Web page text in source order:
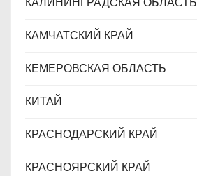
КАМЧАТСКИЙ КРАЙ
КЕМЕРОВСКАЯ ОБЛАСТЬ
КИТАЙ
КРАСНОДАРСКИЙ КРАЙ
КРАСНОЯРСКИЙ КРАЙ